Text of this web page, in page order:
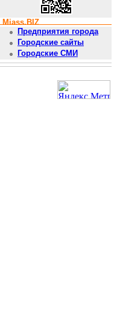
Miass.BIZ
Предприятия города
Городские сайты
Городские СМИ